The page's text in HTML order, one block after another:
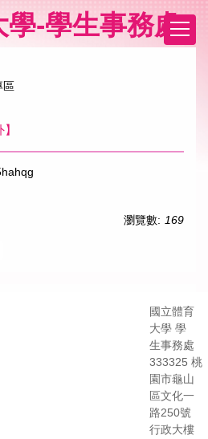
學-學生事務處
區
瀏覽數: 169
國立體育
大學 學
生事務處
333325 桃
園市龜山
區文化一
路250號
行政大樓